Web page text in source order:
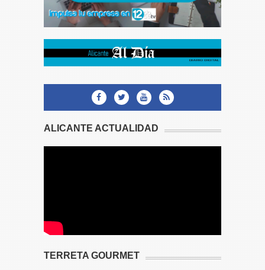
ALICANTE ACTUALIDAD
TERRETA GOURMET